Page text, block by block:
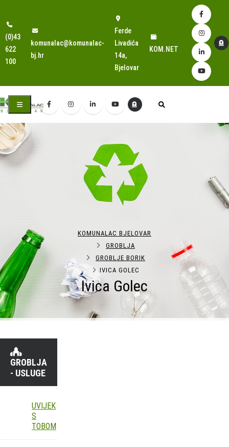
(0)43
622
100
komunalac@komunalac-
bj.hr
Ferde
Livadića
14a,
Bjelovar
KOM.NET
Ivica Golec
KOMUNALAC BJELOVAR
GROBLJA
GROBLJE BORIK
IVICA GOLEC
GROBLJA
- USLUGE
UVIJEK
S
TOBOM